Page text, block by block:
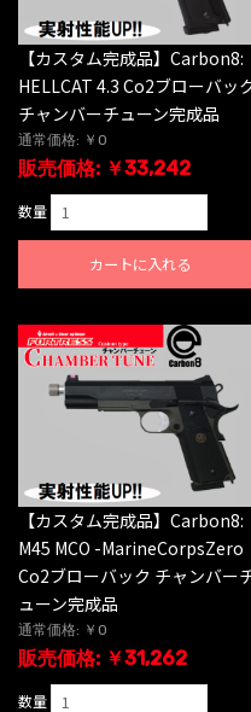
【カスタム完成品】Carbon8:
HELLCAT 4.3 Co2ブローバッ
チャンバーチューン完成品
通常価格: ￥0
販売価格: ￥33,242
数量
カートに入れる
【カスタム完成品】Carbon8:
M45 MCO -MarineCorpsZero
Co2ブローバック チャンバー
ューン完成品
通常価格: ￥0
販売価格: ￥31,262
数量